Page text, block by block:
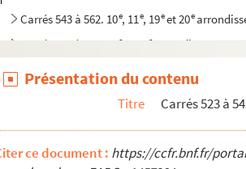
Carrés 543 à 562. 10e, 11e, 19eet 20e
Carrés 563 à 582. 19
eet 20 earrondissements
Carrés 583 à 602. 19
et 20
Carrés 641 à 660. 16
arrondissement, Bois
e
Présentation du contenu
Titre Carrés 523 à
ce document : https://ccfr.bnf.fr/